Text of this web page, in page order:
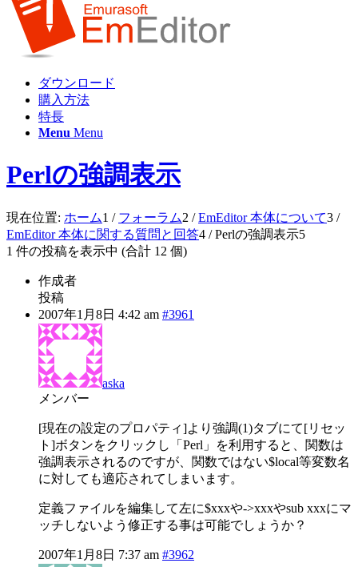
ダウンロード
購入方法
特長
Menu Menu
Perlの強調表示
現在位置: ホーム1 / フォーラム2 / EmEditor 本体について3 /
EmEditor 本体に関する質問と回答4 / Perlの強調表示5
1 件の投稿を表示中 (合計 12 個)
作成者
投稿
2007年1月8日 4:42 am #3961
aska
メンバー
[現在の設定のプロパティ]より強調(1)タブにて[リセッ
ト]ボタンをクリックし「Perl」を利用すると、関数は
強調表示されるのですが、関数ではない$local等変数名
に対しても適応されてしまいます。
定義ファイルを編集して左に$xxxや->xxxやsub xxxにマ
ッチしないよう修正する事は可能でしょうか？
2007年1月8日 7:37 am #3962